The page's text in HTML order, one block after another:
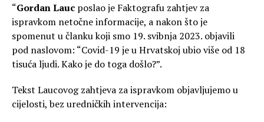
“Gordan Lauc poslao je Faktografu zahtjev za
ispravkom netočne informacije, a nakon što je
spomenut u članku koji smo 19. svibnja 2023. objavili
pod naslovom: “Covid-19 je u Hrvatskoj ubio više od 18
tisuća ljudi. Kako je do toga došlo?”.
Tekst Laucovog zahtjeva za ispravkom objavljujemo u
cijelosti, bez uredničkih intervencija: